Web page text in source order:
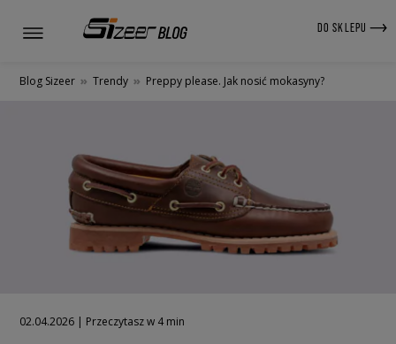
DO SKLEPU
Blog Sizeer » Trendy » Preppy please. Jak nosić mokasyny?
02.04.2026 | Przeczytasz w 4 min